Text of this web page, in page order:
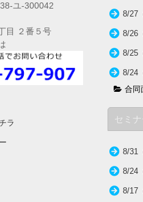
ユ-300042
目 ２番５号
ラ
8/27
8/26
8/25
8/24
合同
セミ
8/31
8/24
8/17